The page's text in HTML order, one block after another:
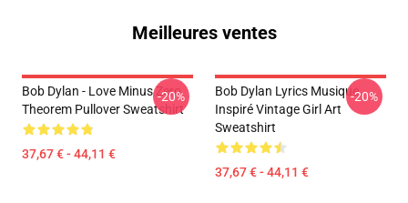
Meilleures ventes
Bob Dylan - Love Minus Zero
Theorem Pullover Sweatshirt
37,67 € - 44,11 €
-20%
Bob Dylan Lyrics Musique
Inspiré Vintage Girl Art
Sweatshirt
37,67 € - 44,11 €
-20%